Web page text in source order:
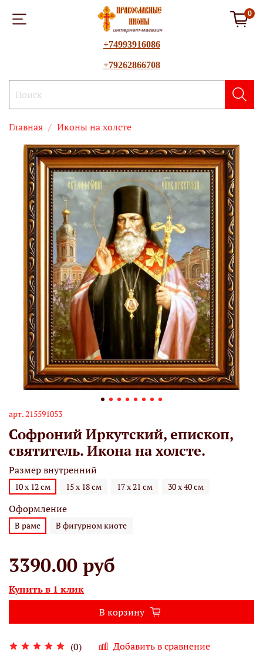
0
+74993916086
+79262866708
Главная Иконы на холсте
арт.215591053
Софроний Иркутский, епископ,
святитель. Икона на холсте.
(0) Добавить в сравнение
Размер внутренний
10 х 12 см 15 х 18 см 17 х 21 см 30 х 40 см
Оформление
В раме В фигурном киоте
3390.00 руб
Купить в 1 клик
В корзину